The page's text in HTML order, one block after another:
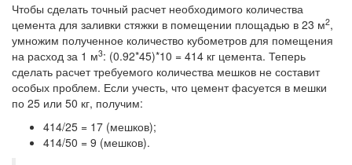
Чтобы сделать точный расчет необходимого количества
цемента для заливки стяжки в помещении площадью в 23 м2,
умножим полученное количество кубометров для помещения
на расход за 1 м3: (0.92*45)*10 = 414 кг цемента. Теперь
сделать расчет требуемого количества мешков не составит
особых проблем. Если учесть, что цемент фасуется в мешки
по 25 или 50 кг, получим:
414/25 = 17 (мешков);
414/50 = 9 (мешков).